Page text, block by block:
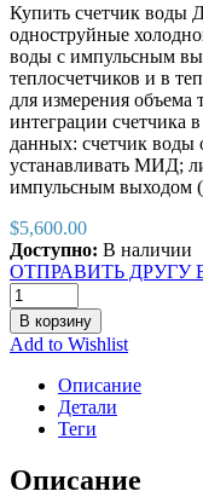
Купить счетчик воды
одноструйные
воды с импульсным
теплосчетчиков и в
для измерения объема
интеграции счетчика
данных: счетчик
устанавливать МИД;
импульсным выходом
$5,600.00
Доступно: В наличии
ОТПРАВИТЬ ДРУГУ
В корзину
Add to Wishlist
Описание
Детали
Теги
Описание